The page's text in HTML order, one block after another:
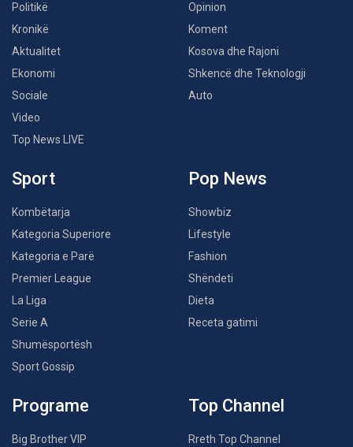
Politikë
Kronikë
Aktualitet
Ekonomi
Sociale
Video
Top News LIVE
Opinion
Koment
Kosova dhe Rajoni
Shkencë dhe Teknologji
Auto
Sport
Kombëtarja
Kategoria Superiore
Kategoria e Parë
Premier League
La Liga
Serie A
Shumësportësh
Sport Gossip
Pop News
Showbiz
Lifestyle
Fashion
Shëndeti
Dieta
Receta gatimi
Programe
Big Brother VIP
Top Channel
Rreth Top Channel